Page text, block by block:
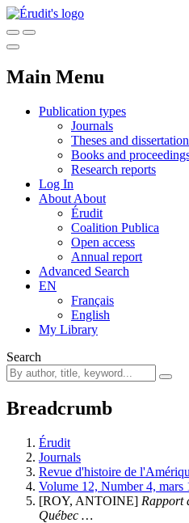
Main Menu
Publication types
Journals
Theses and
Books and
Research reports
Log In
About About
Érudit
Coalition Publica
Open access
Annual report
Advanced Search
EN
Français
English
My Library
Search
Breadcrumb
Érudit
Journals
Revue d'histoire de
Volume 12, Number 4, mars
[ROY, ANTOINE] Rapport
Québec …